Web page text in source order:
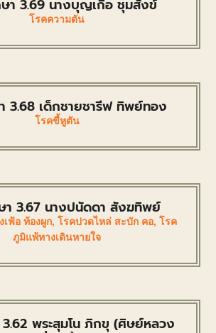
า 3.69 นางบุญเกื้อ ชุมสังข์
โรคความดัน
3.68 เด็กชายชารีฟ ทิพย์ทอง
โรคขี้หูตัน
3.67 นางปนัดดา สังฆทิพย์
เฟ้อ ท้องผูก, โรคปวดไหล่ สะบัก คอ, โรค
ภูมิแพ้ทางเดินหายใจ
พระสุมโน ภิกขุ (ศิษย์หลวง